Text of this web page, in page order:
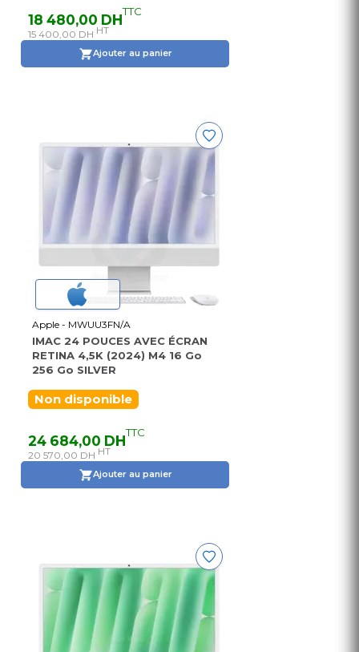
18 480,00 DHTTC
15 400,00 DH HT
Ajouter au panier
Apple - MWUU3FN/A
IMAC 24 POUCES AVEC ÉCRAN
RETINA 4,5K (2024) M4 16 Go
256 Go SILVER
Non disponible
24 684,00 DHTTC
20 570,00 DH HT
Ajouter au panier